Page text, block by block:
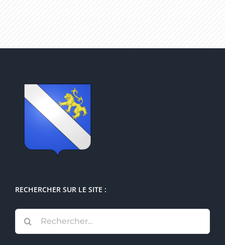
RECHERCHER SUR LE SITE :